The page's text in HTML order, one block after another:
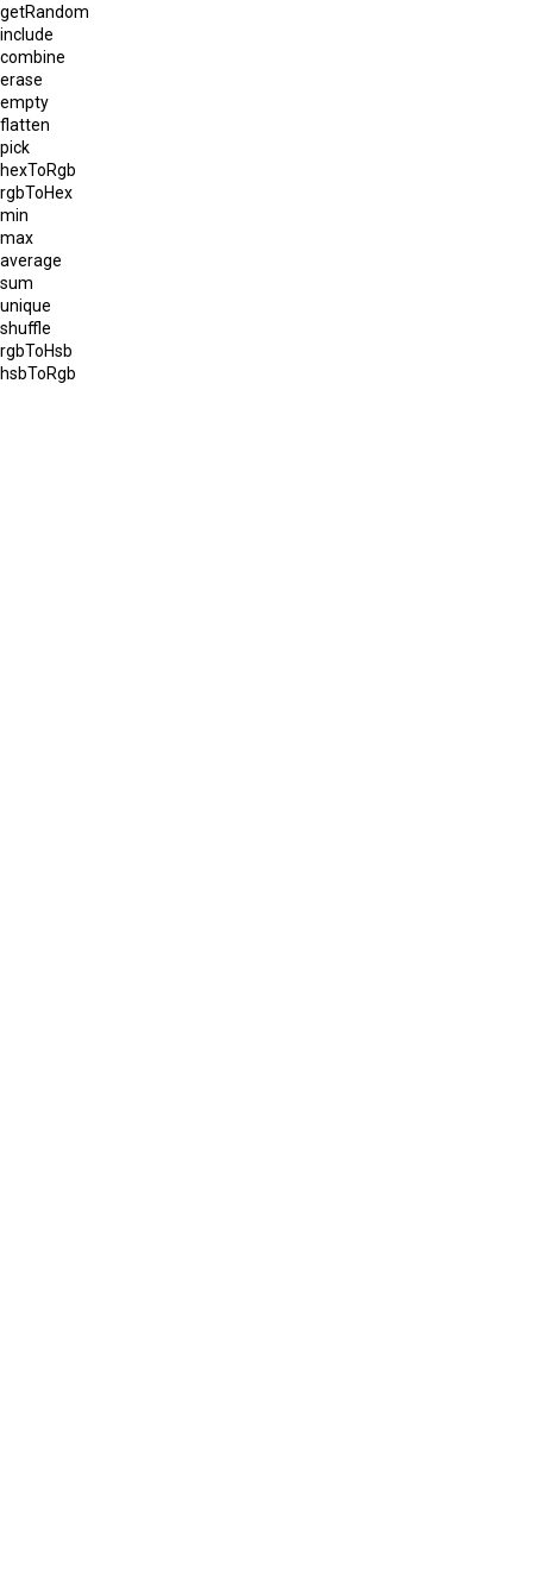
getRandom
include
combine
erase
empty
flatten
pick
hexToRgb
rgbToHex
min
max
average
sum
unique
shuffle
rgbToHsb
hsbToRgb